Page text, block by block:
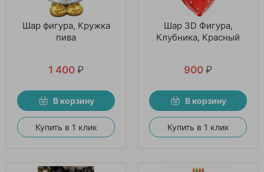
Шар фигура, Кружка
пива
1 400 ₽
В корзину
Купить в 1 клик
Шар 3D Фигура,
Клубника, Красный
900 ₽
В корзину
Купить в 1 клик